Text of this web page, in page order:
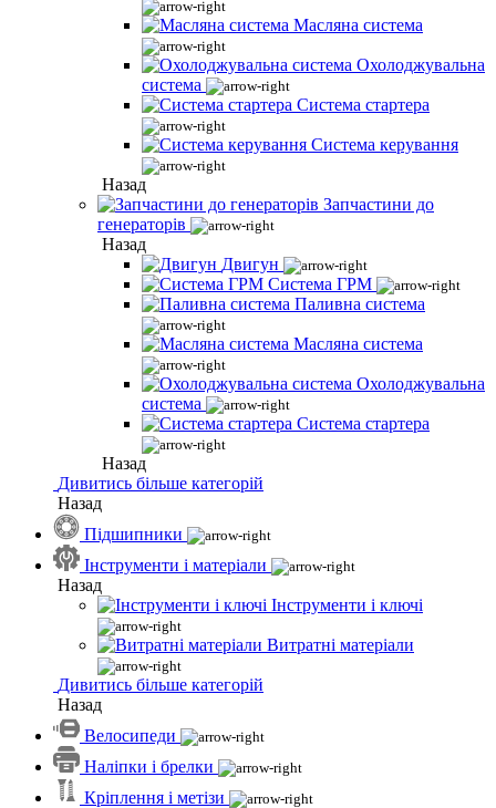
Масляна система
Охолоджувальна
система
Система стартера
Система керування
Назад
Запчастини до
генераторів
Назад
Двигун
Система ГРМ
Паливна система
Масляна система
Охолоджувальна
система
Система стартера
Назад
Дивитись більше категорій
Назад
Підшипники
Інструменти і матеріали
Назад
Інструменти і ключі
Витратні матеріали
Дивитись більше категорій
Назад
Велосипеди
Наліпки і брелки
Кріплення і метізи